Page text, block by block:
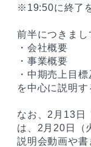
※19:50に終了
前半につきまし
・会社概要
・事業概要
・中期売上目
を中心に説明す
なお、2月13日
は、2月20日（
説明会動画や書